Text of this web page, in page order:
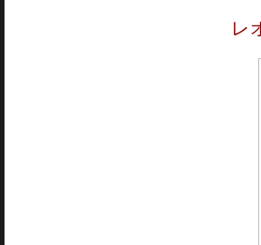
レ